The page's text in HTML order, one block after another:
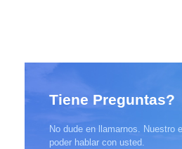
Tiene Preguntas?
No dude en llamarnos. Nuestro
poder hablar con usted.